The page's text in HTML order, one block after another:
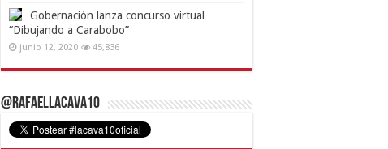
Gobernación lanza concurso virtual
“Dibujando a Carabobo”
junio 12, 2020 45,836
@RafaelLacava10